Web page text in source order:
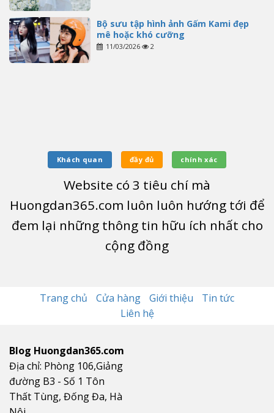
Bộ sưu tập hình ảnh Gấm Kami đẹp
mê hoặc khó cưỡng
11/03/2026 2
Khách quan đầy đủ chính xác
Website có 3 tiêu chí mà
Huongdan365.com luôn luôn hướng tới để
đem lại những thông tin hữu ích nhất cho
cộng đồng
Trang chủ Cửa hàng Giới thiệu
Tin tức
Liên hệ
Blog Huongdan365.com
Địa chỉ: Phòng 106,Giảng
đường B3 - Số 1 Tôn
Thất Tùng, Đống Đa, Hà